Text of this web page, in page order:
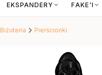
EKSPANDERY FAKE'I
Biżuteria Pierścionki